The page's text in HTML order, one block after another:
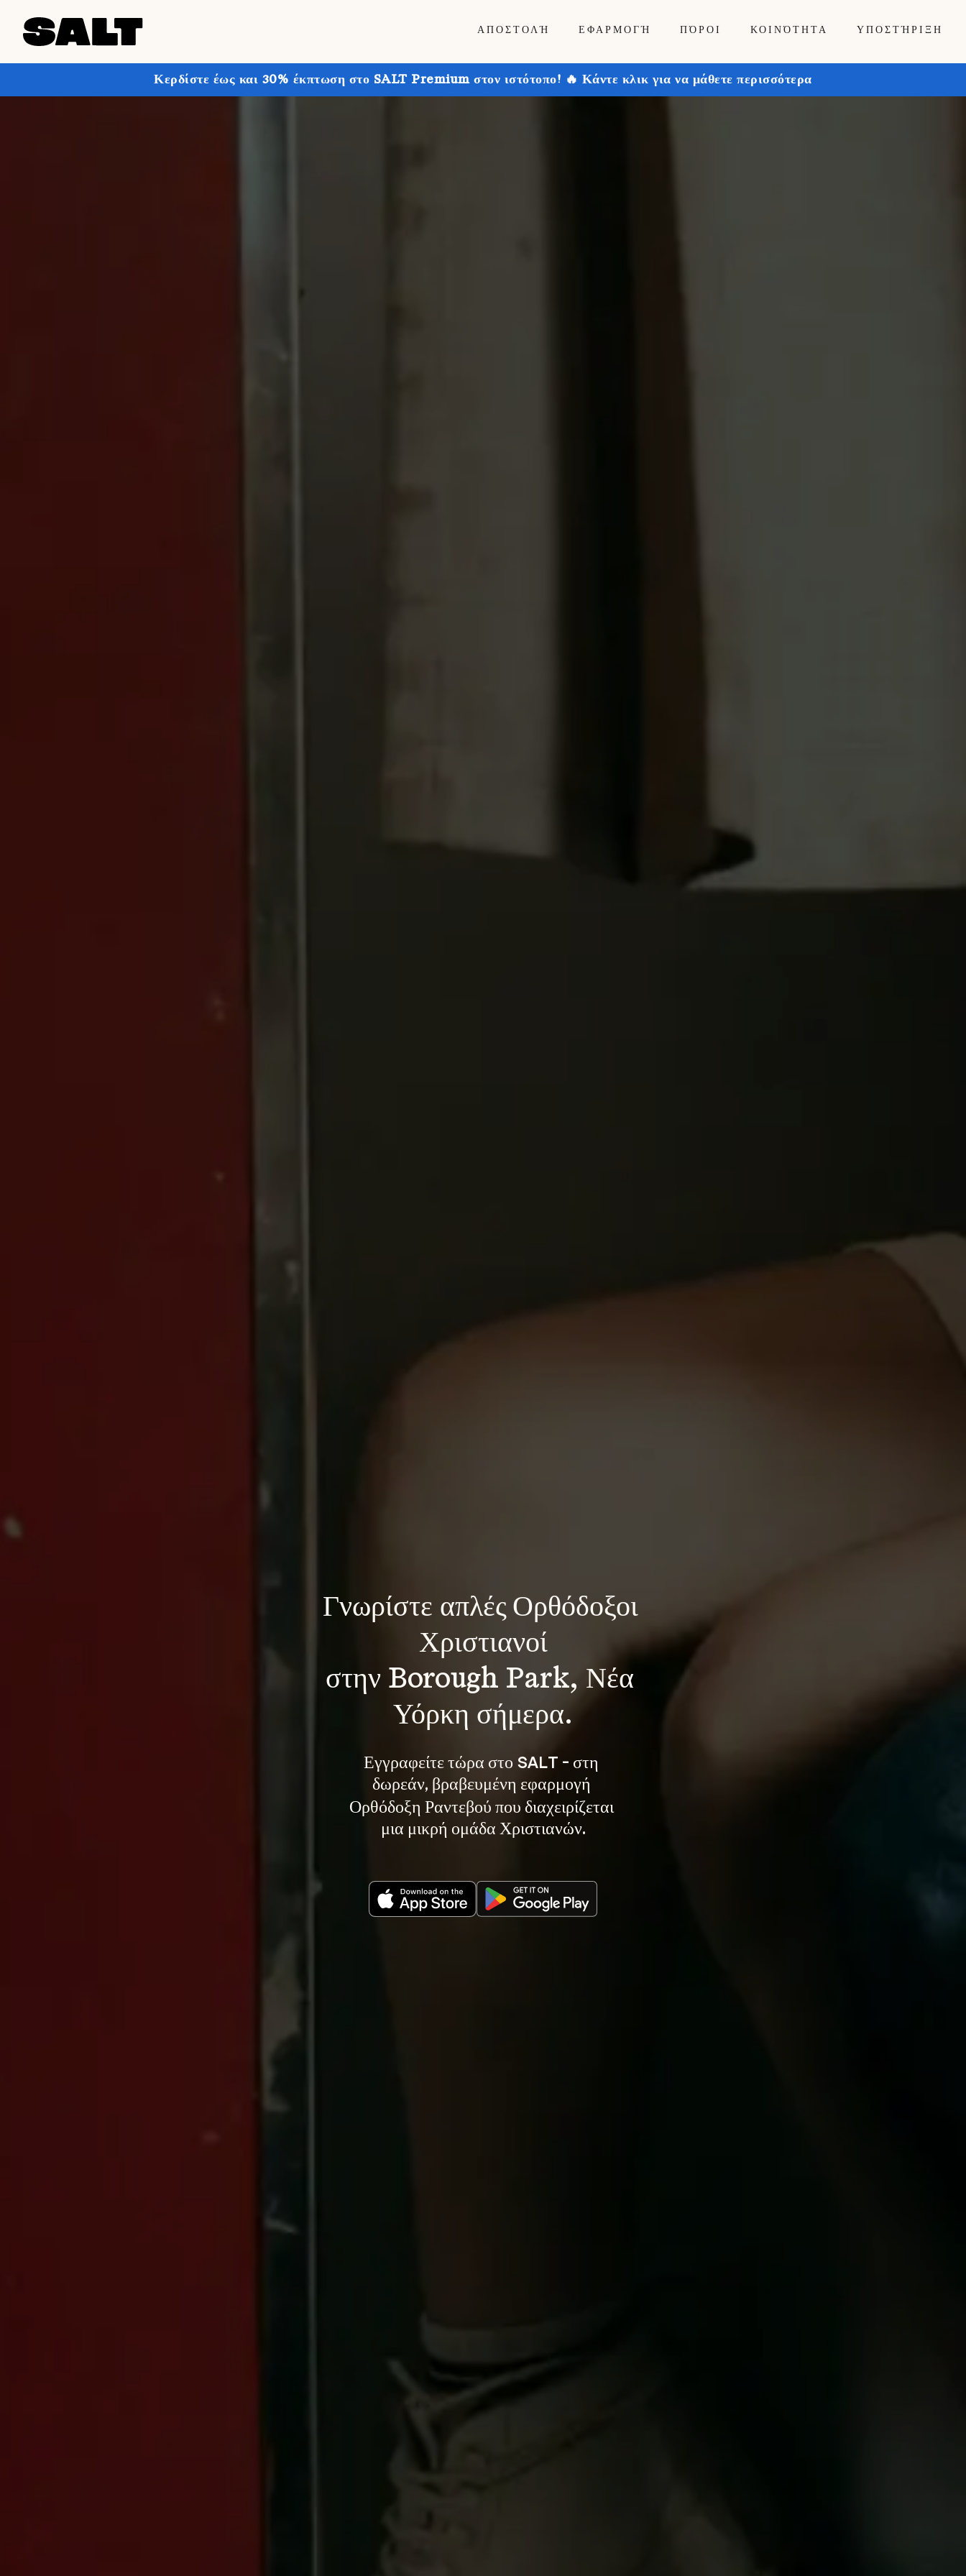
ΑΠΟΣΤΟΛΉ ΕΦΑΡΜΟΓΉ ΠΌΡΟΙ ΚΟΙΝΌΤΗΤΑ ΥΠΟΣΤΉΡΙΞΗ
Κερδίστε έως και 30% έκπτωση στο SALT Premium στον ιστότοπο! 🔥 Κάντε κλικ για να μάθετε περισσότερα
Γνωρίστε απλές Ορθόδοξοι
Χριστιανοί
στην Borough Park, Νέα
Υόρκη σήμερα.
Εγγραφείτε τώρα στο SALT - στη
δωρεάν, βραβευμένη εφαρμογή
Ορθόδοξη Ραντεβού που διαχειρίζεται
μια μικρή ομάδα Χριστιανών.